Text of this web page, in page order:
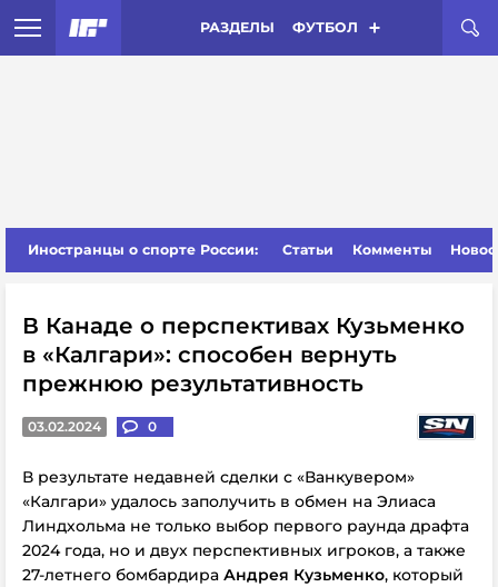
РАЗДЕЛЫ ФУТБОЛ
Иностранцы о спорте России: Статьи Комменты
В Канаде о перспективах Кузьменко
в «Калгари»: способен вернуть
прежнюю результативность
03.02.2024 0
В результате недавней сделки с «Ванкувером»
«Калгари» удалось заполучить в обмен на Элиаса
Линдхольма не только выбор первого раунда драфта
2024 года, но и двух перспективных игроков, а также
27-летнего бомбардира Андрея Кузьменко, который